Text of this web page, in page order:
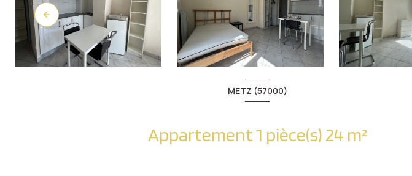
METZ (57000)
Appartement 1 pièce(s) 24 m²